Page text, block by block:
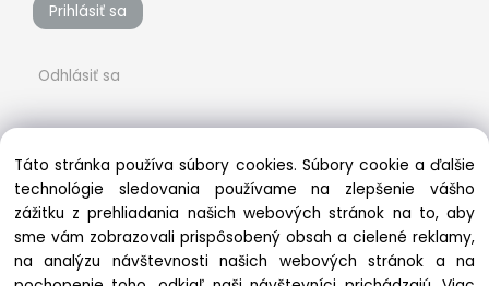
Prihlásiť sa
Odhlásiť sa
Táto stránka používa súbory cookies. Súbory cookie a ďalšie
technológie sledovania používame na zlepšenie vášho
zážitku z prehliadania našich webových stránok na to, aby
sme vám zobrazovali prispôsobený obsah a cielené reklamy,
na analýzu návštevnosti našich webových stránok a na